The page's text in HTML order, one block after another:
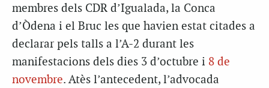
membres dels CDR d’Igualada, la Conca
d’Òdena i el Bruc les que havien estat citades a
declarar pels talls a l’A-2 durant les
manifestacions dels dies 3 d’octubre i 8 de
novembre. Atès l’antecedent, l’advocada